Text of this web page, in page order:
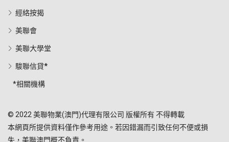
經絡按揭
美聯會
美聯大學堂
駿聯信貸*
*相關機構
© 2022 美聯物業(澳門)代理有限公司 版權所有 不得轉載
本網頁所提供資料僅作參考用途。若因錯漏而引致任何不便或損
失，美聯澳門概不負責。